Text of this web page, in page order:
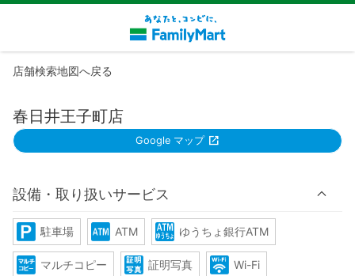
店舗検索地図へ戻る
春日井王子町店
Google マップ
設備・取り扱いサービス
駐車場 ATM ゆうちょ銀行ATM
マルチコピー 証明写真 Wi-Fi